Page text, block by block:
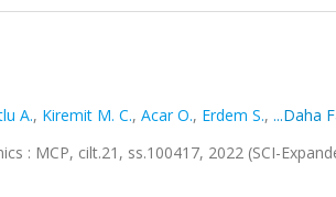
A., Kiremit M. C., Acar O., Erdem S., ...Daha
: MCP, cilt.21, ss.100417, 2022 (SCI-